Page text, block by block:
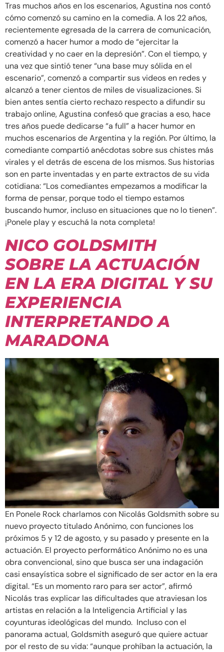
Tras muchos años en los escenarios, Agustina nos contó
cómo comenzó su camino en la comedia. A los 22 años,
recientemente egresada de la carrera de comunicación,
comenzó a hacer humor a modo de “ejercitar la
creatividad y no caer en la depresión”. Con el tiempo, y
una vez que sintió tener “una base muy sólida en el
escenario”, comenzó a compartir sus videos en redes y
alcanzó a tener cientos de miles de visualizaciones. Si
bien antes sentía cierto rechazo respecto a difundir su
trabajo online, Agustina confesó que gracias a eso, hace
tres años puede dedicarse “a full” a hacer humor en
muchos escenarios de Argentina y la región. Por último, la
comediante compartió anécdotas sobre sus chistes más
virales y el detrás de escena de los mismos. Sus historias
son en parte inventadas y en parte extractos de su vida
cotidiana: “Los comediantes empezamos a modificar la
forma de pensar, porque todo el tiempo estamos
buscando humor, incluso en situaciones que no lo tienen”.
¡Ponele play y escuchá la nota completa!
NICO GOLDSMITH
SOBRE LA ACTUACIÓN
EN LA ERA DIGITAL Y SU
EXPERIENCIA
INTERPRETANDO A
MARADONA
En Ponele Rock charlamos con Nicolás Goldsmith sobre su
nuevo proyecto titulado Anónimo, con funciones los
próximos 5 y 12 de agosto, y su pasado y presente en la
actuación. El proyecto performático Anónimo no es una
obra convencional, sino que busca ser una indagación
casi ensayística sobre el significado de ser actor en la era
digital. “Es un momento raro para ser actor”, afirmó
Nicolás tras explicar las dificultades que atraviesan los
artistas en relación a la Inteligencia Artificial y las
coyunturas ideológicas del mundo. Incluso con el
panorama actual, Goldsmith aseguró que quiere actuar
por el resto de su vida: “aunque prohíban la actuación, la